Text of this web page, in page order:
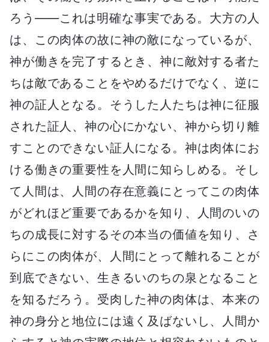
ろう――これは明確な事実である。大方の人
は、この肉体の故に神の敵になっているが、
神が働きを完了するとき、神に敵対する者た
ちは敵であることをやめるだけでなく、逆に
神の証人となる。そうした人たちは神に征服
された証人、神の心にかない、神から切り離
すことのできない証人になる。神は肉体にお
ける働きの重要性を人間に知らしめる。そし
て人間は、人間の存在意義にとってこの肉体
がどれほど重要であるかを知り、人間のいの
ちの成長に対するその本当の価値を知り、さ
らにこの肉体が、人間にとって離れることが
到底できない、生きるいのちの泉となること
を知るだろう。受肉した神の肉体は、本来の
神の身分と地位には遠く及ばないし、人間か